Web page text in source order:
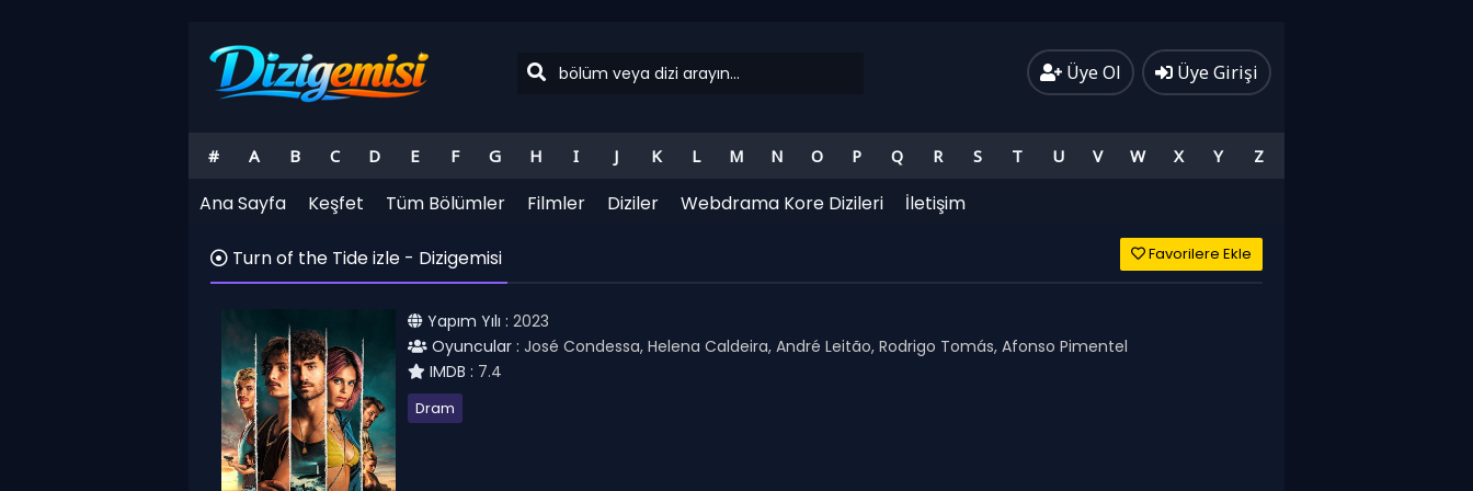
Üye Ol Üye Girişi
# A B C D E F G H I J K L M N O P Q R S T U V W X Y Z
Ana Sayfa Keşfet Tüm Bölümler Filmler Diziler Webdrama Kore Dizileri İletişim
Turn of the Tide izle - Dizigemisi Favorilere Ekle
Yapım Yılı : 2023
Oyuncular : José Condessa, Helena Caldeira, André Leitão, Rodrigo Tomás, Afonso Pimentel
IMDB : 7.4
Dram